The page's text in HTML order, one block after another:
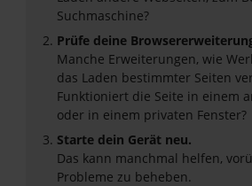
Suchmaschine?
Prüfe deine
Manche Erweiterungen, wie
das Laden bestimmter Seiten
Funktioniert die Seite in einem
oder in einem privaten Fenster?
Starte dein Gerät neu.
Das kann manchmal helfen,
Probleme zu beheben.